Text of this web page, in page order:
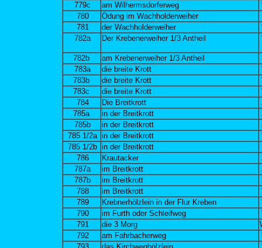
779c
am Wilhermsdorferweg
780
Ödung im Wachholderweiher
781
der Wachholderweiher
782a
Der Krebenerweiher 1/3 Antheil
782b
am Krebenerweiher 1/3 Antheil
783a
die breite Krott
783b
die breite Krott
783c
die breite Krott
784
Die Breitkrott
785a
in der Breitkrott
785b
in der Breitkrott
785 1/2a in der Breitkrott
785 1/2b in der Breitkrott
786
Krautacker
787a
im Breitkrott
787b
im Breitkrott
788
im Breitkrott
789
Krebnerhölzlein in der Flur Kreben
790
im Furth oder Schleifweg
791
die 3 Morg
792
am Fahrbacherweg